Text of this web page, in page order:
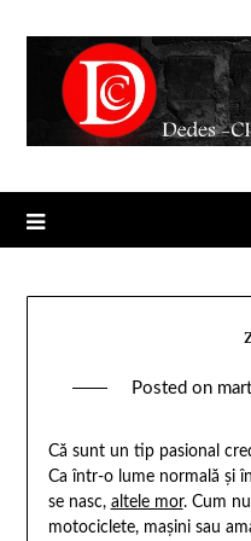
Posted on
Că sunt un tip pasional
Ca într-o lume normală şi
se nasc, altele mor. Cum
motociclete, maşini sau